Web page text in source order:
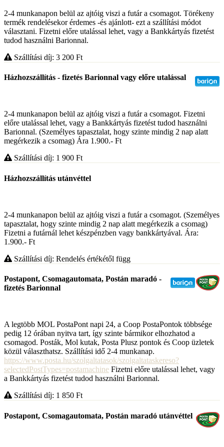
2-4 munkanapon belül az ajtóig viszi a futár a csomagot. Törékeny
termék rendelésekor érdemes -és ajánlott- ezt a szállítási módot
választani. Fizetni előre utalással lehet, vagy a Bankkártyás fizetést
tudod használni Barionnal.
Szállítási díj: 3 200 Ft
Házhozszállítás - fizetés Barionnal vagy előre utalással
2-4 munkanapon belül az ajtóig viszi a futár a csomagot. Fizetni
előre utalással lehet, vagy a Bankkártyás fizetést tudod használni
Barionnal. (Személyes tapasztalat, hogy szinte mindig 2 nap alatt
megérkezik a csomag) Ára 1.900.- Ft
Szállítási díj: 1 900 Ft
Házhozszállítás utánvéttel
2-4 munkanapon belül az ajtóig viszi a futár a csomagot. (Személyes
tapasztalat, hogy szinte mindig 2 nap alatt megérkezik a csomag)
Fizetni a futárnál lehet készpénzben vagy bankkártyával. Ára:
1.900.- Ft
Szállítási díj: Rendelés értékétől függ
Postapont, Csomagautomata, Postán maradó -
fizetés Barionnal
A legtöbb MOL PostaPont napi 24, a Coop PostaPontok többsége
pedig 12 órában nyitva tart, így szinte bármikor elhozhatod a
csomagod. Posták, Mol kutak, Posta Plusz pontok és Coop üzletek
közül választhatsz. Szállítási idő 2-4 munkanap.
https://www.posta.hu/szolgaltatasok/szolgaltataskereso?
selectedPostTypes=postamachine Fizetni előre utalással lehet, vagy
a Bankkártyás fizetést tudod használni Barionnal.
Szállítási díj: 1 850 Ft
Postapont, Csomagautomata, Postán maradó utánvéttel